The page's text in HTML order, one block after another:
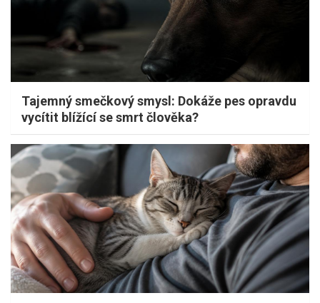
Tajemný smečkový smysl: Dokáže pes opravdu
vycítit blížící se smrt člověka?